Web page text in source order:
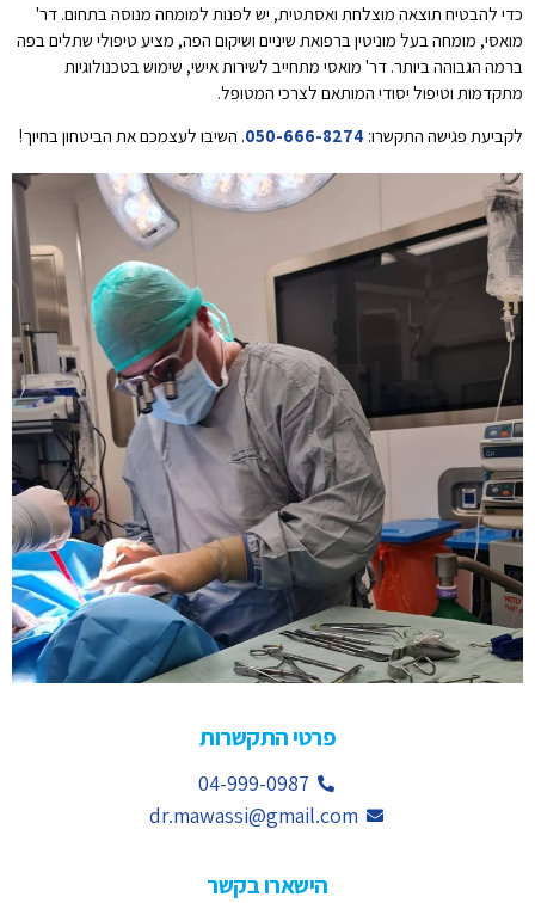
כדי להבטיח תוצאה מוצלחת ואסתטית, יש לפנות למומחה מנוסה בתחום. דר'
מואסי, מומחה בעל מוניטין ברפואת שיניים ושיקום הפה, מציע טיפולי שתלים בפה
ברמה הגבוהה ביותר. דר' מואסי מתחייב לשירות אישי, שימוש בטכנולוגיות
מתקדמות וטיפול יסודי המותאם לצרכי המטופל.
לקביעת פגישה התקשרו: 050-666-8274. השיבו לעצמכם את הביטחון בחיוך!
פרטי התקשרות
04-999-0987
dr.mawassi@gmail.com
הישארו בקשר